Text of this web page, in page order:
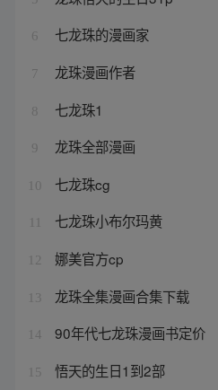
6 七龙珠的漫画家
7 龙珠漫画作者
8 七龙珠1
9 龙珠全部漫画
10 七龙珠cg
七龙珠小布尔玛黄
12 娜美官方cp
13 龙珠全集漫画合集下载
14 90年代七龙珠漫画书定价
15 悟天的生日1到2部